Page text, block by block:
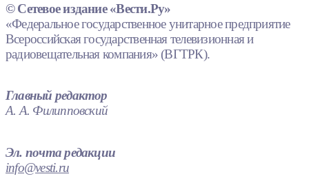
© Сетевое издание «Вести.Ру»
«Федеральное государственное унитарное предприятие
Всероссийская государственная телевизионная и
радиовещательная компания» (ВГТРК).
Главный редактор
А. А. Филипповский
Эл. почта редакции
info@vesti.ru